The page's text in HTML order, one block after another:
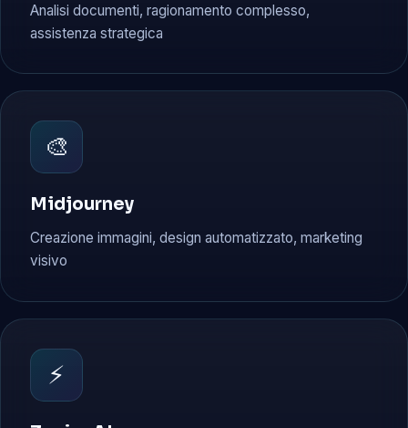
Analisi documenti, ragionamento complesso,
assistenza strategica
🎨
Midjourney
Creazione immagini, design automatizzato, marketing
visivo
⚡